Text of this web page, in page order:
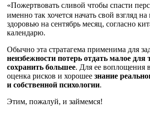
«Пожертвовать сливой чтобы спасти
именно так хочется начать свой взгляд
здоровью на сентябрь месяц, согласно
календарю.
Обычно эта стратагема применима для
неизбежности потерь отдать малое для
сохранить большее. Для ее воплощения
оценка рисков и хорошее знание
и собственной психологии.
Этим, пожалуй, и займемся!